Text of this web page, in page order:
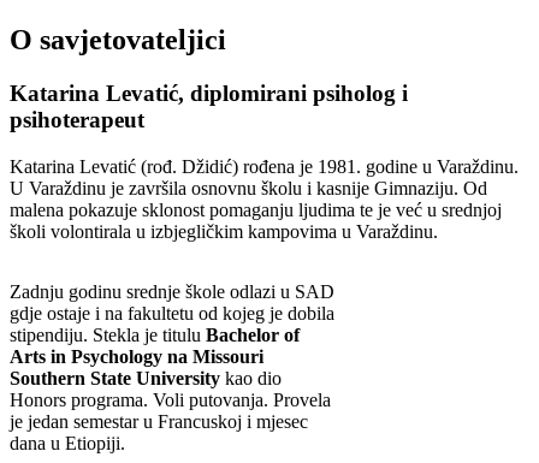
O savjetovateljici
Katarina Levatić, diplomirani psiholog i
psihoterapeut
Katarina Levatić (rođ. Džidić) rođena je 1981. godine u Varaždinu.
U Varaždinu je završila osnovnu školu i kasnije Gimnaziju. Od
malena pokazuje sklonost pomaganju ljudima te je već u srednjoj
školi volontirala u izbjegličkim kampovima u Varaždinu.
Zadnju godinu srednje škole odlazi u SAD
gdje ostaje i na fakultetu od kojeg je dobila
stipendiju. Stekla je titulu Bachelor of
Arts in Psychology na Missouri
Southern State University kao dio
Honors programa. Voli putovanja. Provela
je jedan semestar u Francuskoj i mjesec
dana u Etiopiji.